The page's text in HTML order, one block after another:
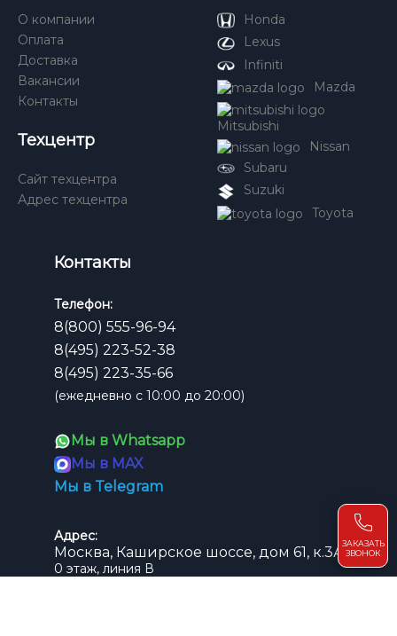
ЗАКАЗАТЬ
ЗВОНОК
О компании
Оплата
Доставка
Вакансии
Контакты
Техцентр
Сайт техцентра
Адрес техцентра
Honda
Lexus
Infiniti
Mazda
Mitsubishi
Nissan
Subaru
Suzuki
Toyota
Контакты
Телефон:
8(800) 555-96-94
8(495) 223-52-38
8(495) 223-35-66
(ежедневно с 10:00 до 20:00)
Мы в Whatsapp
Мы в MAX
Мы в Telegram
Адрес:
Москва, Каширское шоссе, дом 61, к.3А
0 этаж, линия В